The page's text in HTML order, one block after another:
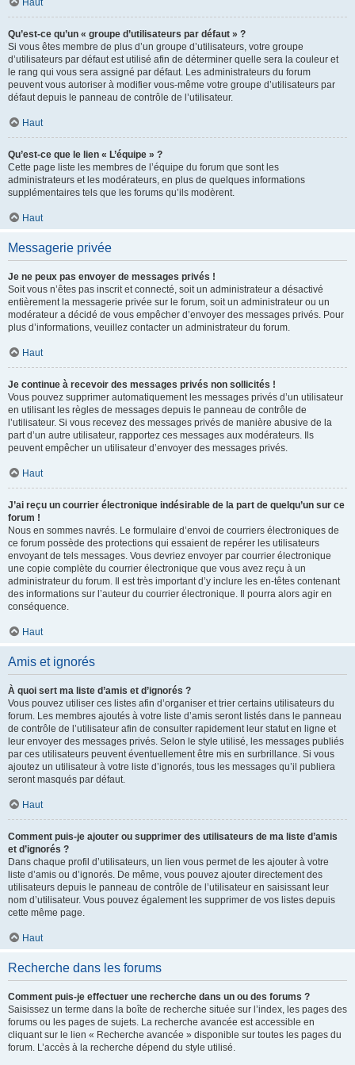
Haut
Qu’est-ce qu’un « groupe d’utilisateurs par défaut » ?
Si vous êtes membre de plus d’un groupe d’utilisateurs, votre groupe
d’utilisateurs par défaut est utilisé afin de déterminer quelle sera la couleur et
le rang qui vous sera assigné par défaut. Les administrateurs du forum
peuvent vous autoriser à modifier vous-même votre groupe d’utilisateurs par
défaut depuis le panneau de contrôle de l’utilisateur.
Haut
Qu’est-ce que le lien « L’équipe » ?
Cette page liste les membres de l’équipe du forum que sont les
administrateurs et les modérateurs, en plus de quelques informations
supplémentaires tels que les forums qu’ils modèrent.
Haut
Messagerie privée
Je ne peux pas envoyer de messages privés !
Soit vous n’êtes pas inscrit et connecté, soit un administrateur a désactivé
entièrement la messagerie privée sur le forum, soit un administrateur ou un
modérateur a décidé de vous empêcher d’envoyer des messages privés. Pour
plus d’informations, veuillez contacter un administrateur du forum.
Haut
Je continue à recevoir des messages privés non sollicités !
Vous pouvez supprimer automatiquement les messages privés d’un utilisateur
en utilisant les règles de messages depuis le panneau de contrôle de
l’utilisateur. Si vous recevez des messages privés de manière abusive de la
part d’un autre utilisateur, rapportez ces messages aux modérateurs. Ils
peuvent empêcher un utilisateur d’envoyer des messages privés.
Haut
J’ai reçu un courrier électronique indésirable de la part de quelqu’un sur ce
forum !
Nous en sommes navrés. Le formulaire d’envoi de courriers électroniques de
ce forum possède des protections qui essaient de repérer les utilisateurs
envoyant de tels messages. Vous devriez envoyer par courrier électronique
une copie complète du courrier électronique que vous avez reçu à un
administrateur du forum. Il est très important d’y inclure les en-têtes contenant
des informations sur l’auteur du courrier électronique. Il pourra alors agir en
conséquence.
Haut
Amis et ignorés
À quoi sert ma liste d’amis et d’ignorés ?
Vous pouvez utiliser ces listes afin d’organiser et trier certains utilisateurs du
forum. Les membres ajoutés à votre liste d’amis seront listés dans le panneau
de contrôle de l’utilisateur afin de consulter rapidement leur statut en ligne et
leur envoyer des messages privés. Selon le style utilisé, les messages publiés
par ces utilisateurs peuvent éventuellement être mis en surbrillance. Si vous
ajoutez un utilisateur à votre liste d’ignorés, tous les messages qu’il publiera
seront masqués par défaut.
Haut
Comment puis-je ajouter ou supprimer des utilisateurs de ma liste d’amis
et d’ignorés ?
Dans chaque profil d’utilisateurs, un lien vous permet de les ajouter à votre
liste d’amis ou d’ignorés. De même, vous pouvez ajouter directement des
utilisateurs depuis le panneau de contrôle de l’utilisateur en saisissant leur
nom d’utilisateur. Vous pouvez également les supprimer de vos listes depuis
cette même page.
Haut
Recherche dans les forums
Comment puis-je effectuer une recherche dans un ou des forums ?
Saisissez un terme dans la boîte de recherche située sur l’index, les pages des
forums ou les pages de sujets. La recherche avancée est accessible en
cliquant sur le lien « Recherche avancée » disponible sur toutes les pages du
forum. L’accès à la recherche dépend du style utilisé.